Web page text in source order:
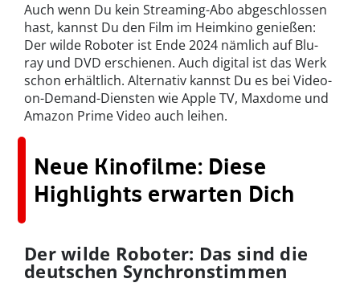
Auch wenn Du kein Streaming-Abo abgeschlossen
hast, kannst Du den Film im Heimkino genießen:
Der wilde Roboter ist Ende 2024 nämlich auf Blu-
ray und DVD erschienen. Auch digital ist das Werk
schon erhältlich. Alternativ kannst Du es bei Video-
on-Demand-Diensten wie Apple TV, Maxdome und
Amazon Prime Video auch leihen.
Neue Kinofilme: Diese
Highlights erwarten Dich
Der wilde Roboter: Das sind die
deutschen Synchronstimmen